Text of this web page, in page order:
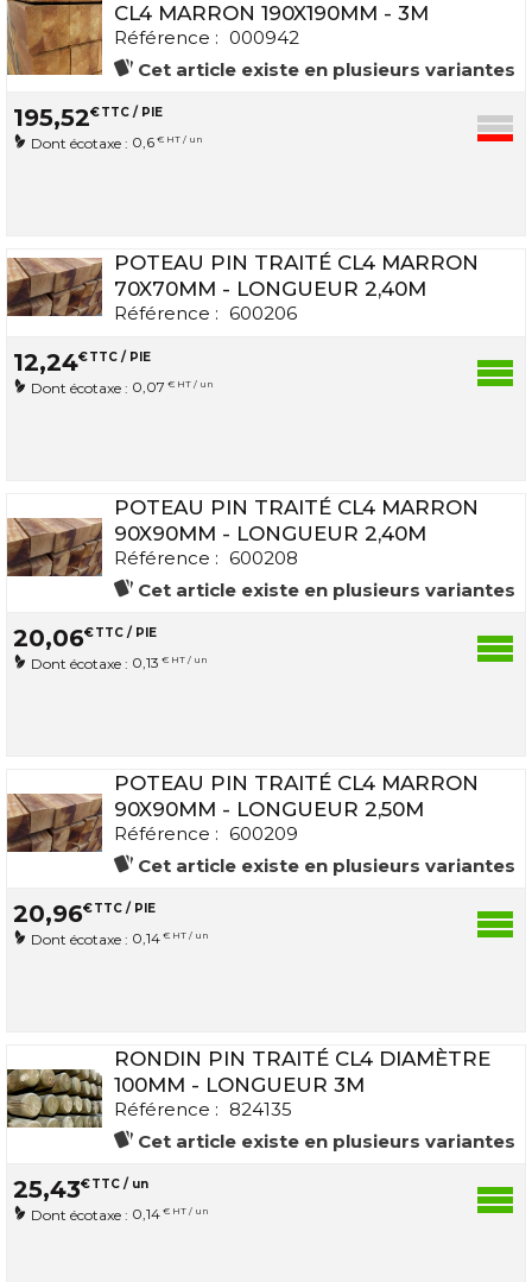
CL4 MARRON 190X190MM - 3M
Référence : 000942
Cet article existe en plusieurs variantes
195,52€TTC / PIE
Dont écotaxe : 0,6 € HT / un
POTEAU PIN TRAITÉ CL4 MARRON
70X70MM - LONGUEUR 2,40M
Référence : 600206
12,24€TTC / PIE
Dont écotaxe : 0,07 € HT / un
POTEAU PIN TRAITÉ CL4 MARRON
90X90MM - LONGUEUR 2,40M
Référence : 600208
Cet article existe en plusieurs variantes
20,06€TTC / PIE
Dont écotaxe : 0,13 € HT / un
POTEAU PIN TRAITÉ CL4 MARRON
90X90MM - LONGUEUR 2,50M
Référence : 600209
Cet article existe en plusieurs variantes
20,96€TTC / PIE
Dont écotaxe : 0,14 € HT / un
RONDIN PIN TRAITÉ CL4 DIAMÈTRE
100MM - LONGUEUR 3M
Référence : 824135
Cet article existe en plusieurs variantes
25,43€TTC / un
Dont écotaxe : 0,14 € HT / un